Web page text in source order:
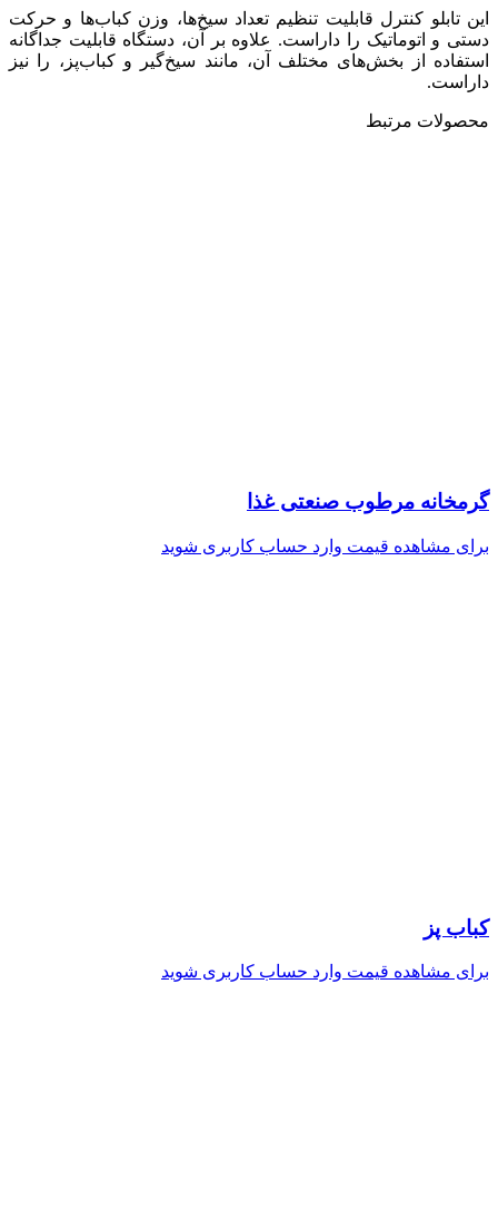
این تابلو کنترل قابلیت تنظیم تعداد سیخ‌ها، وزن کباب‌ها و حرکت
دستی و اتوماتیک را داراست. علاوه بر آن، دستگاه قابلیت جداگانه
استفاده از بخش‌های مختلف آن، مانند سیخ‌گیر و کباب‌پز، را نیز
داراست.
محصولات مرتبط
گرمخانه مرطوب صنعتی غذا
برای مشاهده قیمت وارد حساب کاربری شوید
کباب پز
برای مشاهده قیمت وارد حساب کاربری شوید